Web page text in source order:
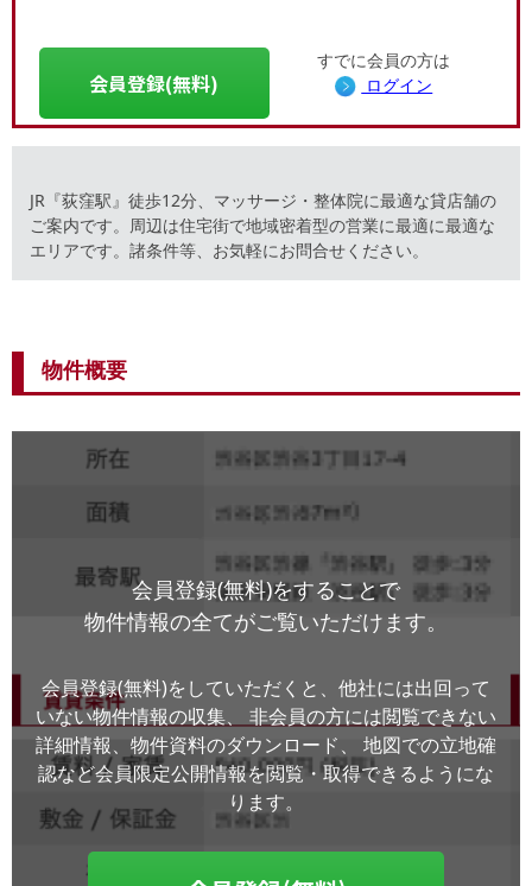
会員登録(無料)
すでに会員の方は
ログイン
JR『荻窪駅』徒歩12分、マッサージ・整体院に最適な貸店舗の
ご案内です。周辺は住宅街で地域密着型の営業に最適に最適な
エリアです。諸条件等、お気軽にお問合せください。
物件概要
会員登録(無料)をすることで
物件情報の全てがご覧いただけます。
会員登録(無料)をしていただくと、他社には出回って
いない物件情報の収集、
非会員の方には閲覧できない
詳細情報、物件資料のダウンロード、
地図での立地確
認など会員限定公開情報を閲覧・取得できるようにな
ります。